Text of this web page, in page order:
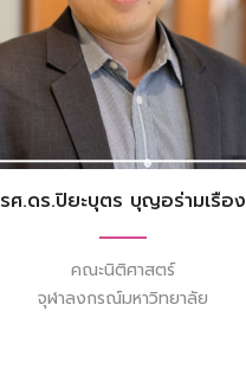
รศ.ดร.ปิยะบุตร บุญอร่ามเรือง
คณะนิติศาสตร์
จุฬาลงกรณ์มหาวิทยาลัย